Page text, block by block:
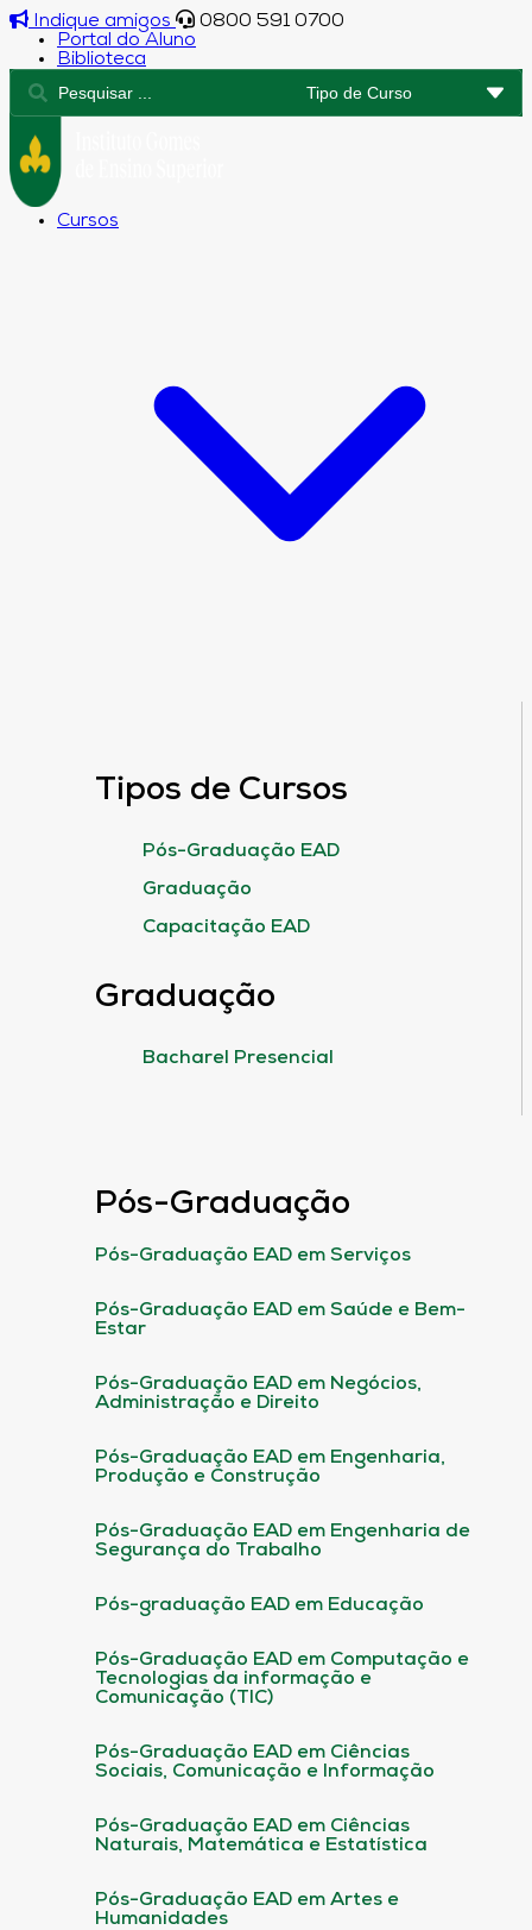
Indique amigos
0800 591 0700
Portal do Aluno
Biblioteca
Cursos
Tipos de Cursos
Pós-Graduação EAD
Graduação
Capacitação EAD
Graduação
Bacharel Presencial
Pós-Graduação
Pós-Graduação EAD em Serviços
Pós-Graduação EAD em Saúde e Bem-
Estar
Pós-Graduação EAD em Negócios,
Administração e Direito
Pós-Graduação EAD em Engenharia,
Produção e Construção
Pós-Graduação EAD em Engenharia de
Segurança do Trabalho
Pós-graduação EAD em Educação
Pós-Graduação EAD em Computação e
Tecnologias da informação e
Comunicação (TIC)
Pós-Graduação EAD em Ciências
Sociais, Comunicação e Informação
Pós-Graduação EAD em Ciências
Naturais, Matemática e Estatística
Pós-Graduação EAD em Artes e
Humanidades